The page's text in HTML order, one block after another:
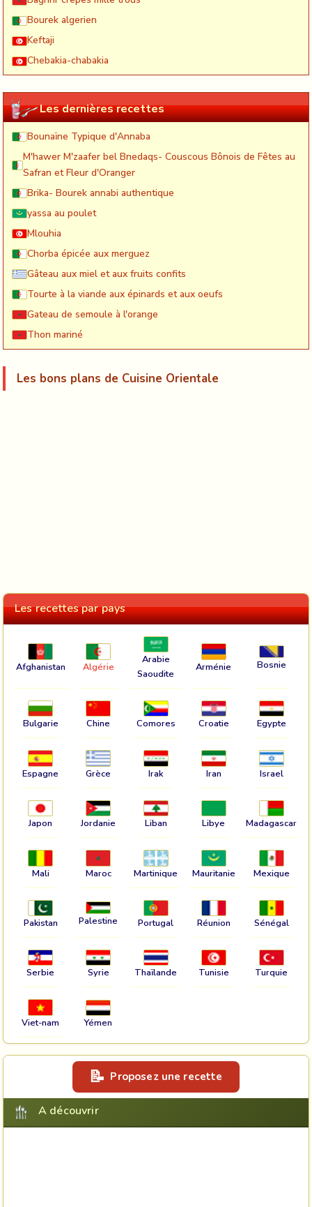
Bourek algerien
Keftaji
Chebakia-chabakia
Les dernières recettes
Bounaïne Typique d'Annaba
M'hawer M'zaafer bel Bnedaqs- Couscous Bônois de Fêtes au
Safran et Fleur d'Oranger
Brika- Bourek annabi authentique
yassa au poulet
Mlouhia
Chorba épicée aux merguez
Gâteau aux miel et aux fruits confits
Tourte à la viande aux épinards et aux oeufs
Gateau de semoule à l'orange
Thon mariné
Les bons plans de Cuisine Orientale
Les recettes par pays
Afghanistan Algérie
Arabie
Saoudite
Arménie Bosnie
Bulgarie Chine Comores Croatie Egypte
Espagne Grèce Irak Iran Israel
Japon Jordanie Liban Libye Madagascar
Mali Maroc Martinique Mauritanie Mexique
Pakistan Palestine Portugal Réunion Sénégal
Serbie Syrie Thaïlande Tunisie Turquie
Viet-nam Yémen
Proposez une recette
A découvrir